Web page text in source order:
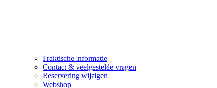
Praktische informatie
Contact & veelgestelde vragen
Reservering wijzigen
Webshop